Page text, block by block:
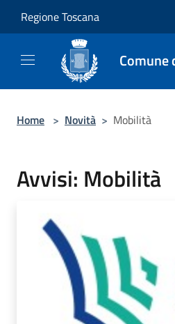
Regione Toscana
Comune
Home > Novità > Mobilità
Avvisi: Mobilità